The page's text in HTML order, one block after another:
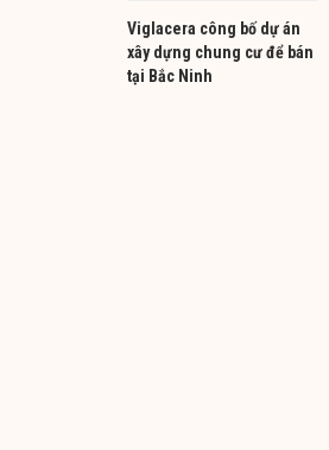
Viglacera công bố dự án
xây dựng chung cư để bán
tại Bắc Ninh